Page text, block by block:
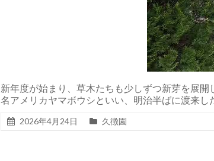
新年度が始まり、草木たちも少しずつ新芽を展
名アメリカヤマボウシといい、明治半ばに渡来
2026年4月24日 久徴園